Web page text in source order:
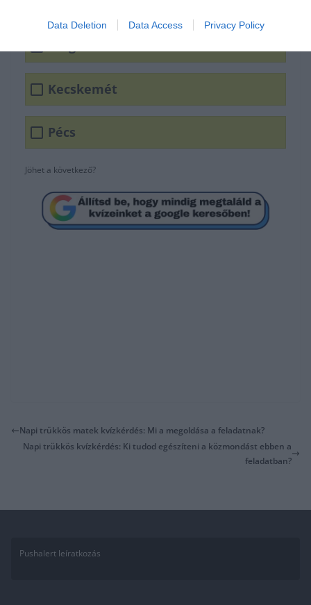
Data Deletion Data Access Privacy Policy
Kecskemét
Pécs
Jöhet a következő?
Napi trükkös matek kvízkérdés: Mi a megoldása a feladatnak?
Napi trükkös kvízkérdés: Ki tudod egészíteni a közmondást ebben a
feladatban?
Pushalert leíratkozás